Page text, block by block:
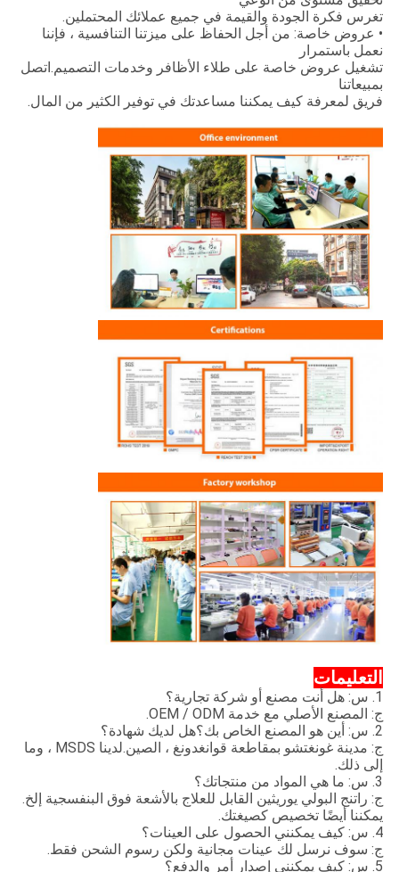
تغرس فكرة الجودة والقيمة في جميع عملائك المحتملين.
• عروض خاصة: من أجل الحفاظ على ميزتنا التنافسية ، فإننا
نعمل باستمرار
تشغيل عروض خاصة على طلاء الأظافر وخدمات التصميم.اتصل
بمبيعاتنا
فريق لمعرفة كيف يمكننا مساعدتك في توفير الكثير من المال.
التعليمات
1. س: هل أنت مصنع أو شركة تجارية؟
ج: المصنع الأصلي مع خدمة OEM / ODM.
2. س: أين هو المصنع الخاص بك؟هل لديك شهادة؟
ج: مدينة غونغتشو بمقاطعة قوانغدونغ ، الصين.لدينا MSDS ، وما
إلى ذلك.
3. س: ما هي المواد من منتجاتك؟
ج: راتنج البولي يوريثين القابل للعلاج بالأشعة فوق البنفسجية إلخ.
يمكننا أيضًا تخصيص كصيغتك.
4. س: كيف يمكنني الحصول على العينات؟
ج: سوف نرسل لك عينات مجانية ولكن رسوم الشحن فقط.
5. س: كيف يمكنني إصدار أمر والدفع؟